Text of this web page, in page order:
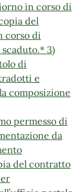
in corso di
del
corso di
3)
di
e
composizione
permesso di
da
del contratto